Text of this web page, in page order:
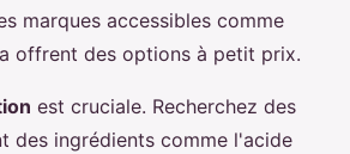
marques accessibles comme
offrent des options à petit prix.
est cruciale. Recherchez des
des ingrédients comme l'acide